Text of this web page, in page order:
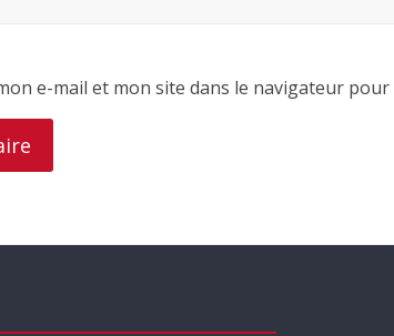
e-mail et mon site dans le navigateur